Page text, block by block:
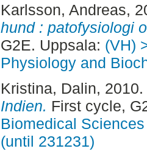
Karlsson, Andreas,
hund : patofysiologi
G2E. Uppsala: (VH)
Physiology and
Kristina, Dalin, 2010.
Indien. First cycle,
Biomedical
(until 231231)